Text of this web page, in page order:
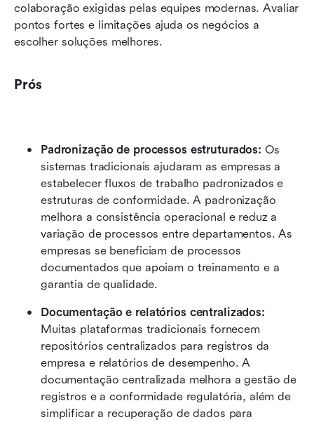
colaboração exigidas pelas equipes modernas. Avaliar
pontos fortes e limitações ajuda os negócios a
escolher soluções melhores.
Prós
Padronização de processos estruturados: Os
sistemas tradicionais ajudaram as empresas a
estabelecer fluxos de trabalho padronizados e
estruturas de conformidade. A padronização
melhora a consistência operacional e reduz a
variação de processos entre departamentos. As
empresas se beneficiam de processos
documentados que apoiam o treinamento e a
garantia de qualidade.
Documentação e relatórios centralizados:
Muitas plataformas tradicionais fornecem
repositórios centralizados para registros da
empresa e relatórios de desempenho. A
documentação centralizada melhora a gestão de
registros e a conformidade regulatória, além de
simplificar a recuperação de dados para